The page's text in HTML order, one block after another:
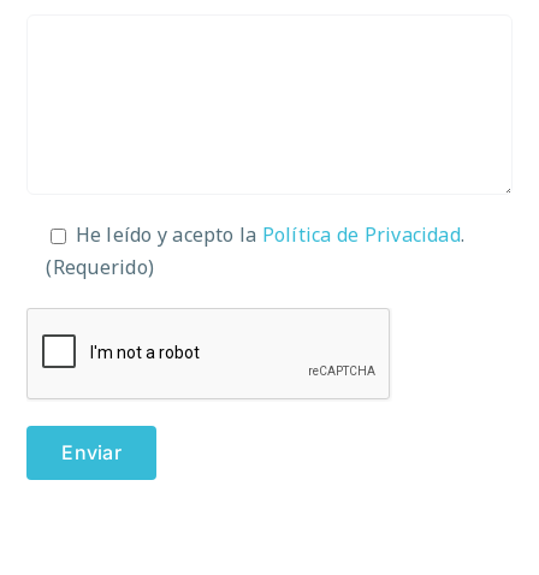
He leído y acepto la Política de Privacidad.
(Requerido)